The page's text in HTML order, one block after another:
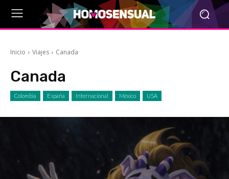
Inicio Viajes Canada
Canada
Colombia España Internacional México USA